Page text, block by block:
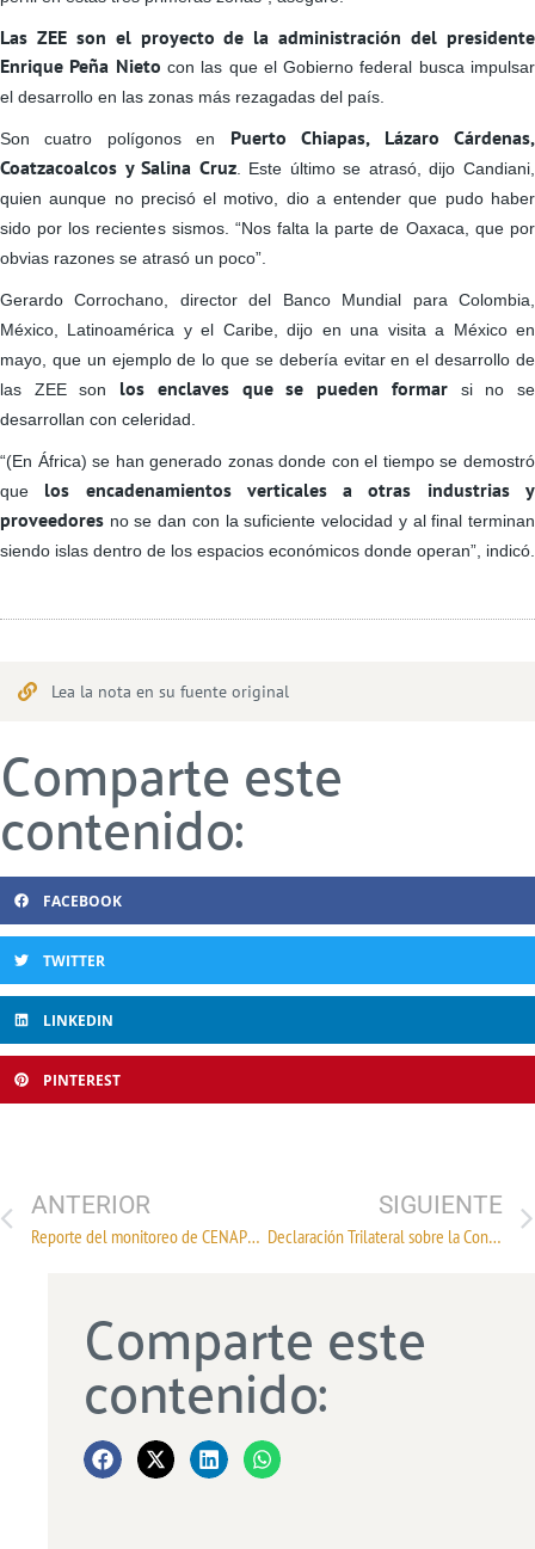
Las ZEE son el proyecto de la administración del presidente
Enrique Peña Nieto con las que el Gobierno federal busca impulsar
el desarrollo en las zonas más rezagadas del país.
Son cuatro polígonos en Puerto Chiapas, Lázaro Cárdenas,
Coatzacoalcos y Salina Cruz. Este último se atrasó, dijo Candiani,
quien aunque no precisó el motivo, dio a entender que pudo haber
sido por los recientes sismos. “Nos falta la parte de Oaxaca, que por
obvias razones se atrasó un poco”.
Gerardo Corrochano, director del Banco Mundial para Colombia,
México, Latinoamérica y el Caribe, dijo en una visita a México en
mayo, que un ejemplo de lo que se debería evitar en el desarrollo de
las ZEE son los enclaves que se pueden formarsi no se
desarrollan con celeridad.
“(En África) se han generado zonas donde con el tiempo se demostró
que los encadenamientos verticales a otras industrias y
proveedores no se dan con la suficiente velocidad y al final terminan
siendo islas dentro de los espacios económicos donde operan”, indicó.
Lea la nota en su fuente original
Comparte este
contenido:
FACEBOOK
TWITTER
LINKEDIN
PINTEREST
ANTERIOR
Reporte del monitoreo de CENAPRED al volcán Popocatépetl hoy 27 de septiembre
SIGUIENTE
Declaración Trilateral sobre la Conclusión de la Tercera Ronda de Negociaciones del TLCAN
Comparte este
contenido: